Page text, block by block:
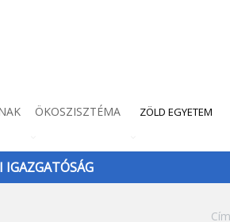
ÖKOSZISZTÉMA ZÖLD EGYETEM